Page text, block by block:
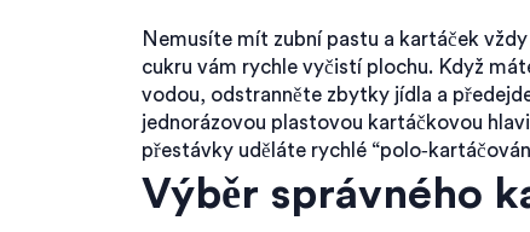
Nemusíte mít zubní pastu a kartáček
cukru vám rychle vyčistí plochu. Když
vodou, odstranněte zbytky jídla a
jednorázovou plastovou kartáčkovou
přestávky uděláte rychlé
Výběr správného